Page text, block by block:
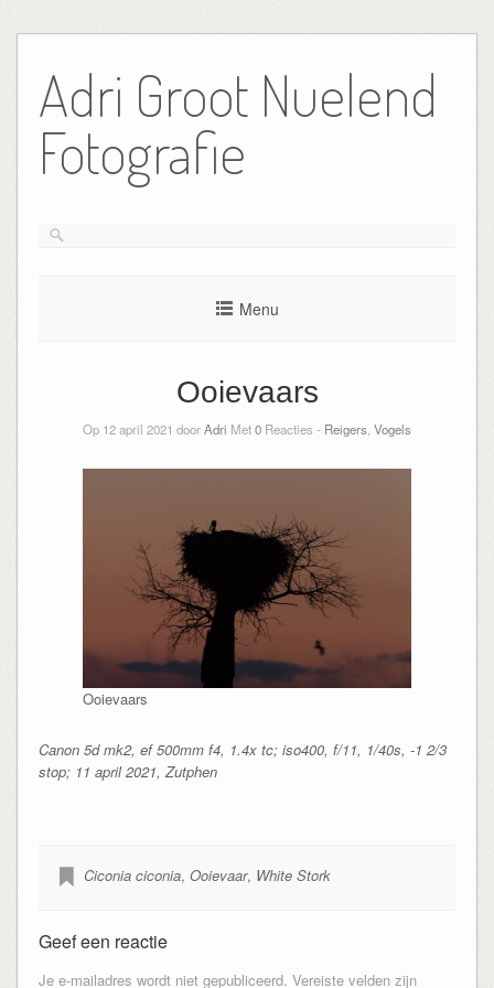
de
inhoud
Adri Groot Nuelend
Fotografie
Menu
Ooievaars
Op 12 april 2021 doorAdri Met0 Reacties - Reigers Vogels
Ooievaars
Canon 5d mk2, ef 500mm f4, 1.4x tc; iso400, f/11, 1/40s, -1 2/3
stop; 11 april 2021, Zutphen
Ciconia ciconia, Ooievaar, White Stork
Geef een reactie
Je e-mailadres wordt niet gepubliceerd. Vereiste velden zijn